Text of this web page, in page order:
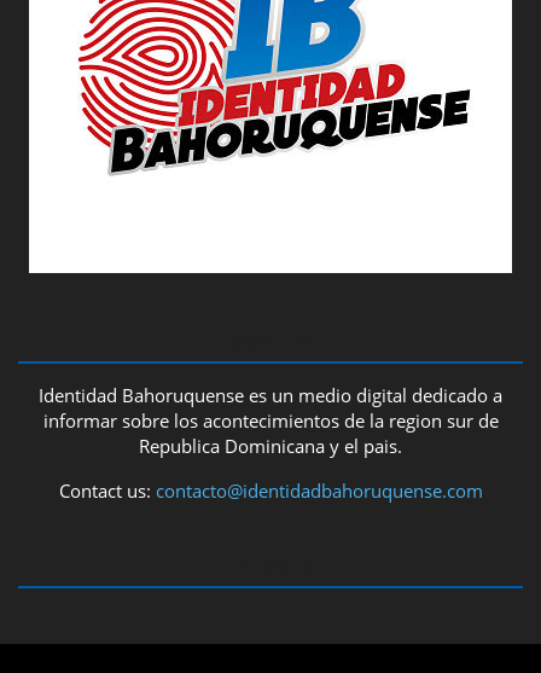
Identidad Bahoruquense es un medio digital dedicado a
informar sobre los acontecimientos de la region sur de
Republica Dominicana y el pais.
Contact us: contacto@identidadbahoruquense.com